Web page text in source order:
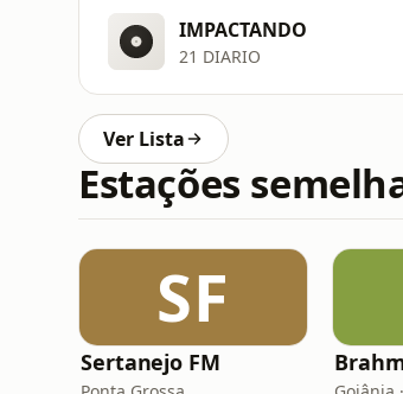
IMPACTANDO
21 DIARIO
Ver Lista
Estações
SF
Sertanejo FM